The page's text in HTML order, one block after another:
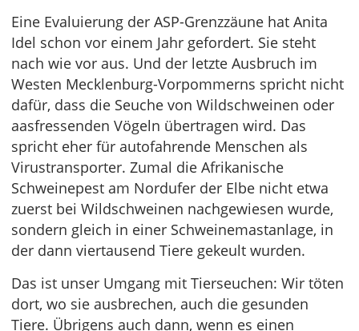
Eine Evaluierung der ASP-Grenzzäune hat Anita
Idel schon vor einem Jahr gefordert. Sie steht
nach wie vor aus. Und der letzte Ausbruch im
Westen Mecklenburg-Vorpommerns spricht nicht
dafür, dass die Seuche von Wildschweinen oder
aasfressenden Vögeln übertragen wird. Das
spricht eher für autofahrende Menschen als
Virustransporter. Zumal die Afrikanische
Schweinepest am Nordufer der Elbe nicht etwa
zuerst bei Wildschweinen nachgewiesen wurde,
sondern gleich in einer Schweinemastanlage, in
der dann viertausend Tiere gekeult wurden.
Das ist unser Umgang mit Tierseuchen: Wir töten
dort, wo sie ausbrechen, auch die gesunden
Tiere. Übrigens auch dann, wenn es einen